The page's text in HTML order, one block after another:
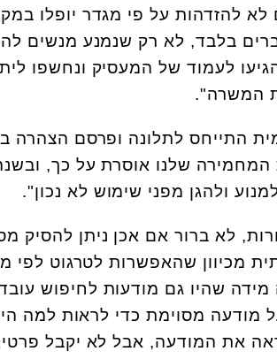
לא להזדהות על פי מגדר יופלו
בלבד, לא רק שנמנע מנשים
לעמוד של המעסיק ונחשפו
המשרה".
התייחס לתלונה ופרסם הצהרה
המחמירה שלנו אוסרת על כך,
ולהגן מפני שימוש לא נכון".
לא ברור אם אכן ניתן להסיק
מכיוון שהאפשרות לטרגוט לפי
מידה שהיו גם מודעות לחיפוש
מסוימת כדי לראות למה
ראה את המודעה, אבל לא יקבל